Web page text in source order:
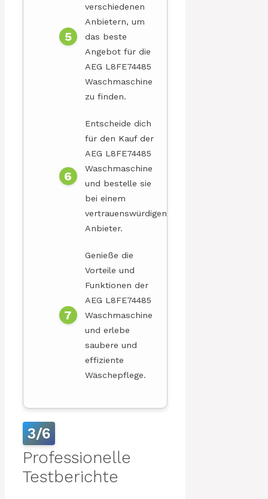
verschiedenen
Anbietern, um
das beste
Angebot für die
AEG L8FE74485
Waschmaschine
zu finden.
Entscheide dich
für den Kauf der
AEG L8FE74485
Waschmaschine
und bestelle sie
bei einem
vertrauenswürdigen
Anbieter.
Genieße die
Vorteile und
Funktionen der
AEG L8FE74485
Waschmaschine
und erlebe
saubere und
effiziente
Wäschepflege.
3/6
Professionelle
Testberichte